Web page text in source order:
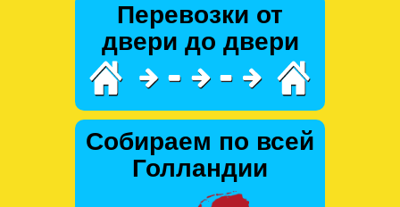
Перевозки от
двери до двери
Собираем по всей
Голландии